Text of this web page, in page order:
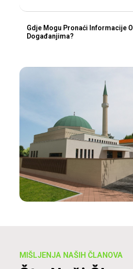
Gdje Mogu Pronaći Informacije
Događanjima?
MIŠLJENJA NAŠIH ČLANOVA